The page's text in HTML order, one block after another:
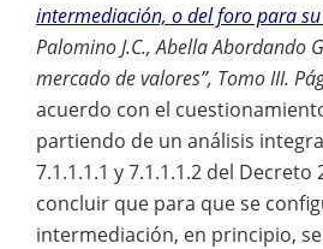
intermediación, o del foro para
Palomino J.C., Abella Abordando
mercado de valores”, Tomo III.
acuerdo con el
partiendo de un análisis
7.1.1.1.1 y 7.1.1.1.2 del Decreto
concluir que para que se
intermediación, en principio,